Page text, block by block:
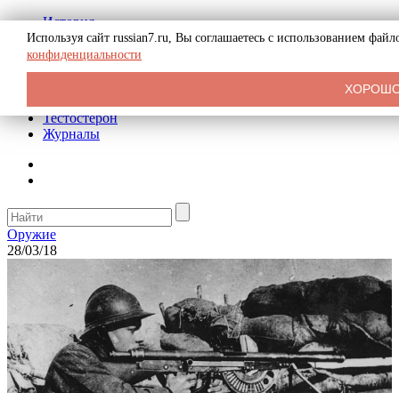
История
Биография
Криминал
Реклама на сайте
Тестостерон
Журналы
Оружие
28/03/18
Используя сайт russian7.ru, Вы соглашаетесь с использованием
конфиденциальности